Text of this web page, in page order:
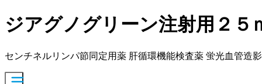
ジアグノグリーン注射用２５
センチネルリンパ節同定用薬 肝循環機能検査薬 蛍光血管造影